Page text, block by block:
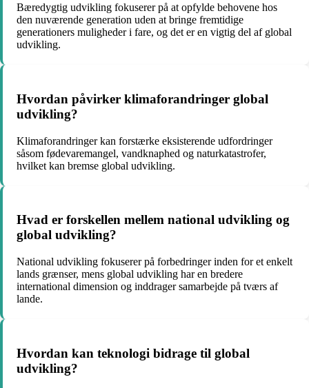
Bæredygtig udvikling fokuserer på at opfylde behovene hos
den nuværende generation uden at bringe fremtidige
generationers muligheder i fare, og det er en vigtig del af global
udvikling.
Hvordan påvirker klimaforandringer global
udvikling?
Klimaforandringer kan forstærke eksisterende udfordringer
såsom fødevaremangel, vandknaphed og naturkatastrofer,
hvilket kan bremse global udvikling.
Hvad er forskellen mellem national udvikling og
global udvikling?
National udvikling fokuserer på forbedringer inden for et enkelt
lands grænser, mens global udvikling har en bredere
international dimension og inddrager samarbejde på tværs af
lande.
Hvordan kan teknologi bidrage til global
udvikling?